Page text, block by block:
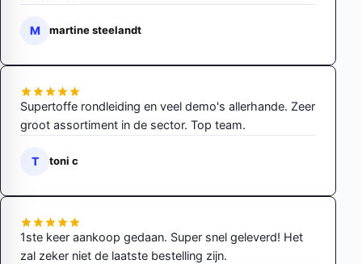
M martine steelandt
Supertoffe rondleiding en veel demo's allerhande. Zeer
groot assortiment in de sector. Top team.
T toni c
1ste keer aankoop gedaan. Super snel geleverd! Het
zal zeker niet de laatste bestelling zijn.